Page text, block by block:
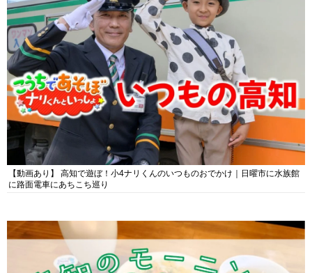
【動画あり】 高知で遊ぼ！小4ナリくんのいつものおでかけ｜日曜市に水族館
に路面電車にあちこち巡り